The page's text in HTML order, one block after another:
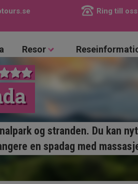
Ring till
Resor
og stranden. Du kan
en spadag med